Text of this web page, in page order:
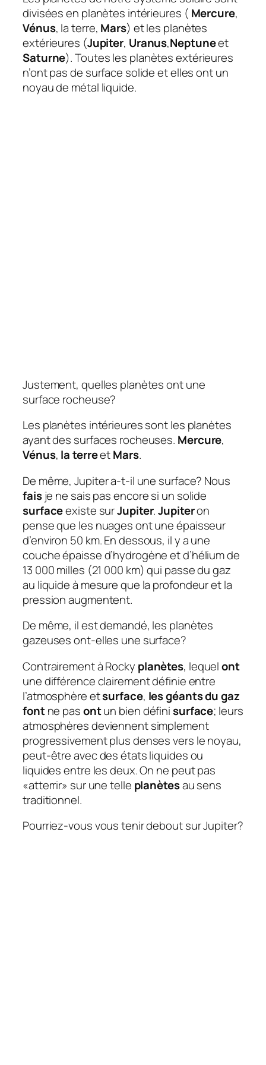
divisées en planètes intérieures ( Mercure,
Vénus, la terre, Mars) et les planètes
extérieures (Jupiter, Uranus,Neptuneet
Saturne). Toutes les planètes extérieures
n’ont pas de surface solide et elles ont un
noyau de métal liquide.
Justement, quelles planètes ont une
surface rocheuse?
Les planètes intérieures sont les planètes
ayant des surfaces rocheuses. Mercure,
Vénus, la terreetMars.
De même, Jupiter a-t-il une surface? Nous
faisje ne sais pas encore si un solide
surfaceexiste surJupiter.Jupiteron
pense que les nuages ​​ont une épaisseur
d’environ 50 km. En dessous, il y a une
couche épaisse d’hydrogène et d’hélium de
13 000 milles (21 000 km) qui passe du gaz
au liquide à mesure que la profondeur et la
pression augmentent.
De même, il est demandé, les planètes
gazeuses ont-elles une surface?
Contrairement à Rocky planètes, lequelont
une différence clairement définie entre
l’atmosphère etsurface, les géants du gaz
fontne pasontun bien définisurface; leurs
atmosphères deviennent simplement
progressivement plus denses vers le noyau,
peut-être avec des états liquides ou
liquides entre les deux. On ne peut pas
«atterrir» sur une telle planètesau sens
traditionnel.
Pourriez-vous vous tenir debout sur Jupiter?